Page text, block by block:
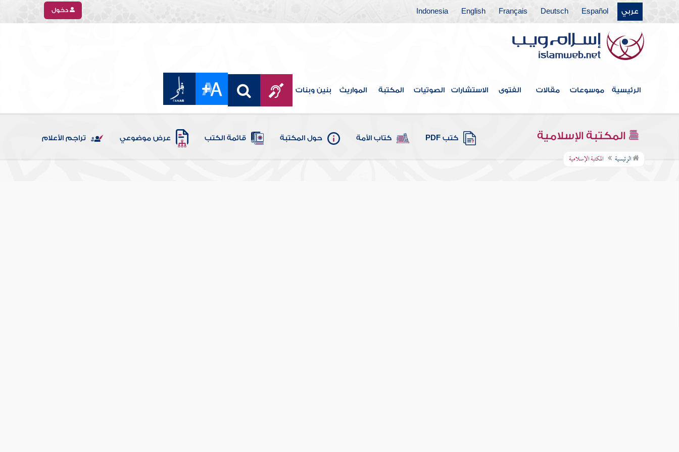
عربي Español
Deutsch
Français
English
Indonesia دخول
الرئيسية موسوعات مقالات الفتوى الاستشارات الصوتيات المكتبة المواريث بنين وبنات
المكتبة الإسلامية كتب PDF كتاب الأمة حول المكتبة قائمة الكتب عرض موضوعي تراجم الأعلام
الرئيسية المكتبة الإسلامية